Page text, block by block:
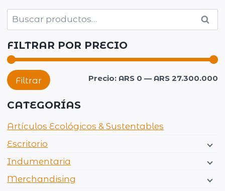
Buscar
por:
FILTRAR POR PRECIO
Filtrar Precio: ARS 0 — ARS 27.300.000
CATEGORÍAS
Artículos Ecológicos & Sustentables
Escritorio
Indumentaria
Merchandising